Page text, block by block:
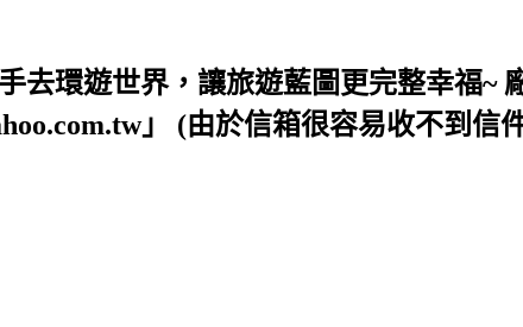
去環遊世界，讓旅遊藍圖更完整幸福~
」 (由於信箱很容易收不到